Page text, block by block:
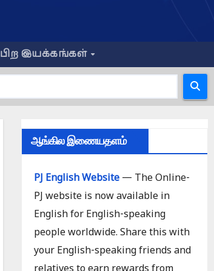
பிற இயக்கங்கள்
ஆங்கில இணையதளம்
PJ English Website— The Online-
PJ website is now available in
English for English-speaking
people worldwide. Share this with
your English-speaking friends and